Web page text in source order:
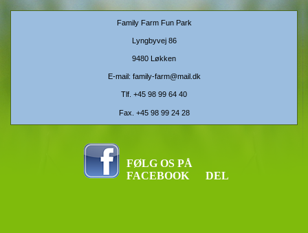
Family Farm Fun Park
Lyngbyvej 86
9480 Løkken
E-mail: family-farm@mail.dk
Tlf. +45 98 99 64 40
Fax. +45 98 99 24 28
FØLG OS PÅ
FACEBOOK
DEL